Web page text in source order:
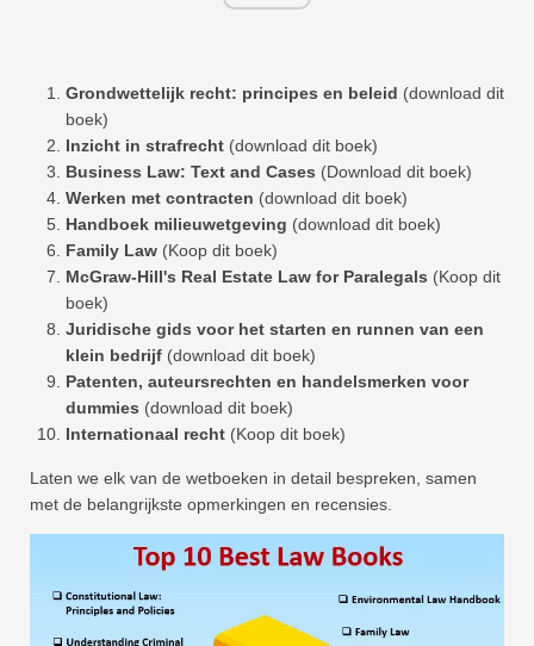
Grondwettelijk recht: principes en beleid (download dit
boek)
Inzicht in strafrecht (download dit boek)
Business Law: Text and Cases (Download dit boek)
Werken met contracten (download dit boek)
Handboek milieuwetgeving (download dit boek)
Family Law (Koop dit boek)
McGraw-Hill's Real Estate Law for Paralegals (Koop dit
boek)
Juridische gids voor het starten en runnen van een
klein bedrijf (download dit boek)
Patenten, auteursrechten en handelsmerken voor
dummies (download dit boek)
Internationaal recht (Koop dit boek)
Laten we elk van de wetboeken in detail bespreken, samen
met de belangrijkste opmerkingen en recensies.